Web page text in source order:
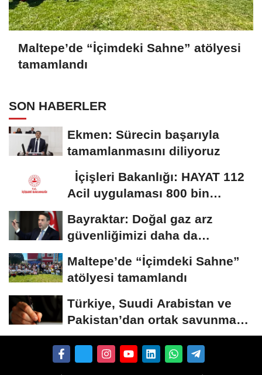
Maltepe’de “İçimdeki Sahne” atölyesi
tamamlandı
SON HABERLER
Ekmen: Sürecin başarıyla
tamamlanmasını diliyoruz
İçişleri Bakanlığı: HAYAT 112
Acil uygulaması 800 bin
Bayraktar: Doğal gaz arz
güvenliğimizi daha da
güçlendirmeye devam...
Maltepe’de “İçimdeki Sahne”
atölyesi tamamlandı
Türkiye, Suudi Arabistan ve
Pakistan’dan ortak savunma
anlaşması